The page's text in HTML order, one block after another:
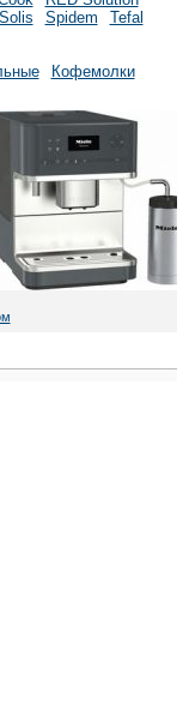
Solis Spidem
Tefal
Кофемолки